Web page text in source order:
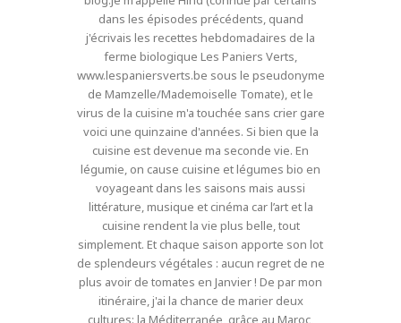
dans les épisodes précédents, quand
j'écrivais les recettes hebdomadaires de la
ferme biologique Les Paniers Verts,
www.lespaniersverts.be sous le pseudonyme
de Mamzelle/Mademoiselle Tomate), et le
virus de la cuisine m'a touchée sans crier gare
voici une quinzaine d'années. Si bien que la
cuisine est devenue ma seconde vie. En
légumie, on cause cuisine et légumes bio en
voyageant dans les saisons mais aussi
littérature, musique et cinéma car l’art et la
cuisine rendent la vie plus belle, tout
simplement. Et chaque saison apporte son lot
de splendeurs végétales : aucun regret de ne
plus avoir de tomates en Janvier ! De par mon
itinéraire, j'ai la chance de marier deux
cultures: la Méditerranée, grâce au Maroc,